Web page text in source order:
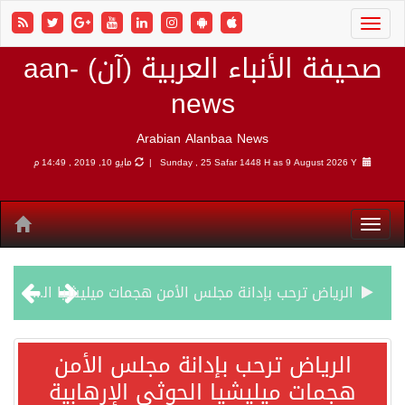
صحيفة الأنباء العربية (آن) aan-
news
Arabian Alanbaa News
Sunday , 25 Safar 1448 H as9 August 2026 Y | مايو 10, 2019 , 14:49 م
الرياض ترحب بإدانة مجلس الأمن هجمات ميليشيا الحوثي الإرهابية
شهباز شريف: اتفاقية مكة للدفاع المشترك تمثل محطة مفصلية في مسار التعاون
الرياض ترحب بإدانة مجلس الأمن
هجمات ميليشيا الحوثي الإرهابية